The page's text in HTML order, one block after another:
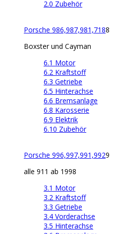
2.0 Zubehör
Porsche 986,987,981,7188
Boxster und Cayman
6.1 Motor
6.2 Kraftstoff
6.3 Getriebe
6.5 Hinterachse
6.6 Bremsanlage
6.8 Karosserie
6.9 Elektrik
6.10 Zubehör
Porsche 996,997,991,9929
alle 911 ab 1998
3.1 Motor
3.2 Kraftstoff
3.3 Getriebe
3.4 Vorderachse
3.5 Hinterachse